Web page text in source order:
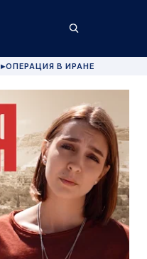
▶ОПЕРАЦИЯ В ИРАНЕ